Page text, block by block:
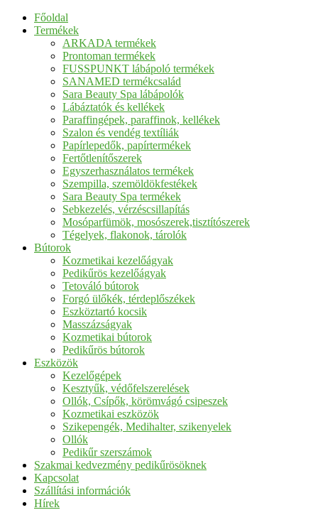
Főoldal
Termékek
ARKADA termékek
Prontoman termékek
FUSSPUNKT lábápoló termékek
SANAMED termékcsalád
Sara Beauty Spa lábápolók
Lábáztatók és kellékek
Paraffingépek, paraffinok, kellékek
Szalon és vendég textíliák
Papírlepedők, papírtermékek
Fertőtlenítőszerek
Egyszerhasználatos termékek
Szempilla, szemöldökfestékek
Sara Beauty Spa termékek
Sebkezelés, vérzéscsillapítás
Mosóparfümök, mosószerek,tisztítószerek
Tégelyek, flakonok, tárolók
Bútorok
Kozmetikai kezelőágyak
Pedikűrös kezelőágyak
Tetováló bútorok
Forgó ülőkék, térdeplőszékek
Eszköztartó kocsik
Masszázságyak
Kozmetikai bútorok
Pedikűrös bútorok
Eszközök
Kezelőgépek
Kesztyűk, védőfelszerelések
Ollók, Csípők, körömvágó csipeszek
Kozmetikai eszközök
Szikepengék, Medihalter, szikenyelek
Ollók
Pedikűr szerszámok
Szakmai kedvezmény pedikűrösöknek
Kapcsolat
Szállítási információk
Hírek